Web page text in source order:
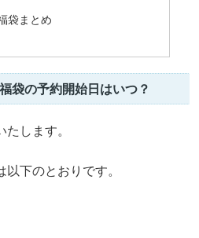
袋まとめ
袋の予約開始日はいつ？
します。
下のとおりです。